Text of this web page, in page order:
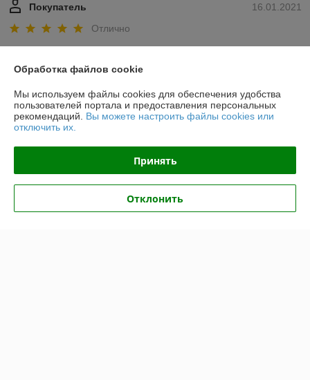
16.01.2021
Покупатель
Отлично
О нас
Контакты
Обработка файлов cookie
Мы используем файлы cookies для обеспечения удобства
пользователей портала и предоставления персональных
рекомендаций. Вы можете настроить файлы cookies или
отключить их.
Принять
Отклонить